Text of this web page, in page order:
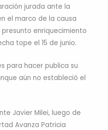
jurada ante la
el marco de la causa
enriquecimiento
tope el 15 de junio.
para hacer publica su
aún no estableció el
Javier Milei, luego de
Avanza Patricia